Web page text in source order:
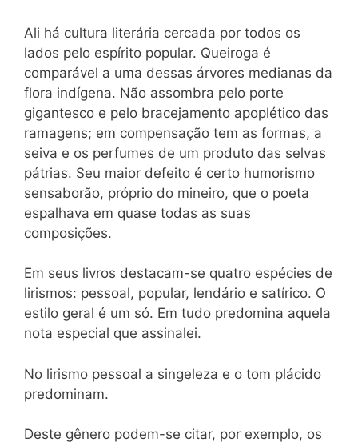
Ali há cultura literária cercada por todos os
lados pelo espírito popular. Queiroga é
comparável a uma dessas árvores medianas da
flora indígena. Não assombra pelo porte
gigantesco e pelo bracejamento apoplético das
ramagens; em compensação tem as formas, a
seiva e os perfumes de um produto das selvas
pátrias. Seu maior defeito é certo humorismo
sensaborão, próprio do mineiro, que o poeta
espalhava em quase todas as suas
composições.
Em seus livros destacam-se quatro espécies de
lirismos: pessoal, popular, lendário e satírico. O
estilo geral é um só. Em tudo predomina aquela
nota especial que assinalei.
No lirismo pessoal a singeleza e o tom plácido
predominam.
Deste gênero podem-se citar, por exemplo, os